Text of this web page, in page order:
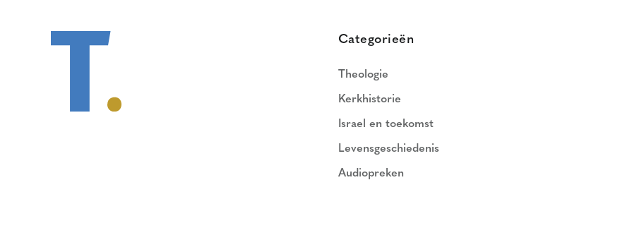
Categorieën
Theologie
Kerkhistorie
Israel en toekomst
Levensgeschiedenis
Audiopreken